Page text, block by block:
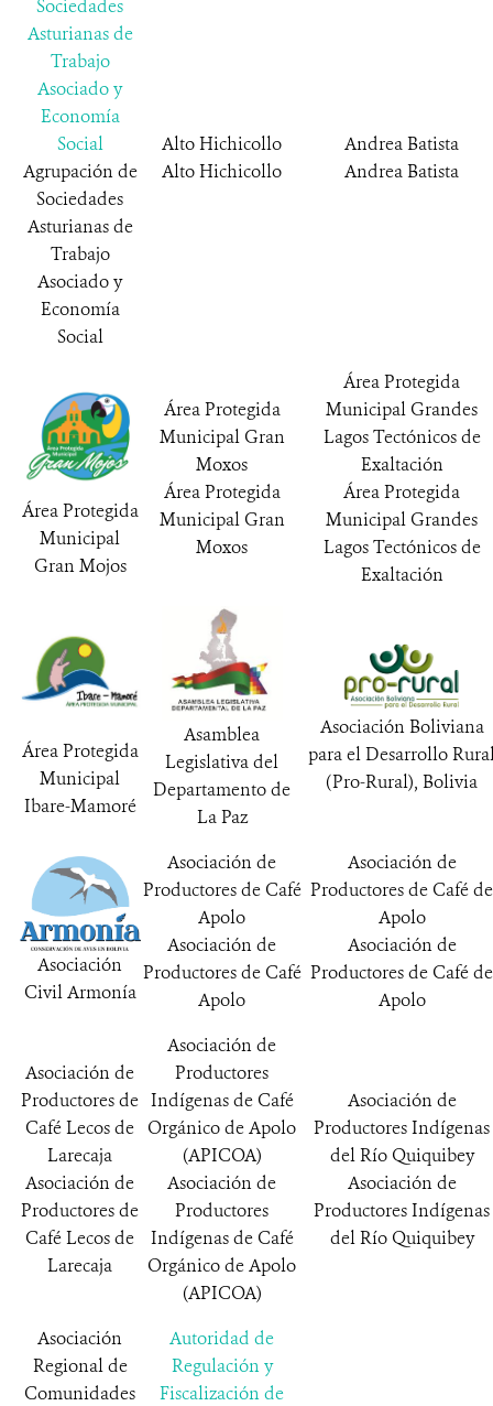
Sociedades
Asturianas de
Trabajo
Asociado y
Economía
Social
Agrupación de
Sociedades
Asturianas de
Trabajo
Asociado y
Economía
Social
Alto Hichicollo
Alto Hichicollo
Andrea Batista
Andrea Batista
Área Protegida
Municipal
Gran Mojos
Área Protegida
Municipal Gran
Moxos
Área Protegida
Municipal Gran
Moxos
Área Protegida
Municipal Grandes
Lagos Tectónicos de
Exaltación
Área Protegida
Municipal Grandes
Lagos Tectónicos de
Exaltación
Área Protegida
Municipal
Ibare-Mamoré
Asamblea
Legislativa del
Departamento de
La Paz
Asociación Boliviana
para el Desarrollo
(Pro-Rural), Bolivia
Asociación
Civil Armonía
Asociación de
Productores de Café
Apolo
Asociación de
Productores de Café
Apolo
Asociación de
Productores de Café de
Apolo
Asociación de
Productores de Café de
Apolo
Asociación de
Productores de
Café Lecos de
Larecaja
Asociación de
Productores de
Café Lecos de
Larecaja
Asociación de
Productores
Indígenas de Café
Orgánico de Apolo
(APICOA)
Asociación de
Productores
Indígenas de Café
Orgánico de Apolo
(APICOA)
Asociación de
Productores Indígenas
del Río Quiquibey
Asociación de
Productores Indígenas
del Río Quiquibey
Asociación
Regional de
Comunidades
Autoridad de
Regulación y
Fiscalización de